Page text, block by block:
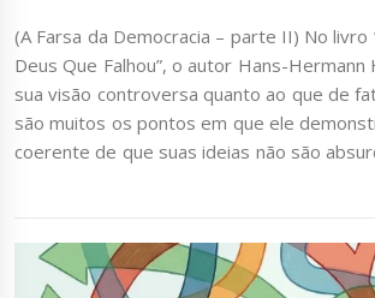
(A Farsa da Democracia – parte II) No livro
Deus Que Falhou”, o autor Hans-
sua visão controversa quanto ao que de
são muitos os pontos em que ele
coerente de que suas ideias não são